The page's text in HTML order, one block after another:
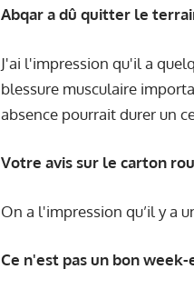
Abqar a dû quitter le
J'ai l'impression qu'il a
blessure musculaire
absence pourrait durer un
Votre avis sur le carton
On a l'impression qu’il y a
Ce n'est pas un bon